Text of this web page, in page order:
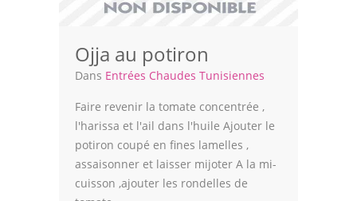
Ojja au potiron
Dans Entrées Chaudes Tunisiennes
Faire revenir la tomate concentrée ,
l'harissa et l'ail dans l'huile Ajouter le
potiron coupé en fines lamelles ,
assaisonner et laisser mijoter A la mi-
cuisson ,ajouter les rondelles de